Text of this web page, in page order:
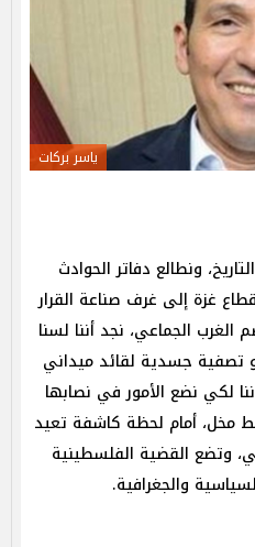
ياسر بركات
ونطالع دفاتر الحوادث
غزة إلى غرف صناعة القرار
الجماعي، نجد أننا لسنا
تصفية جسدية لقائد ميداني
لكي نضع الأمور في نصابها
مخل، أمام لحظة كاشفة تعيد
وتضع القضية الفلسطينية
والجغرافية.